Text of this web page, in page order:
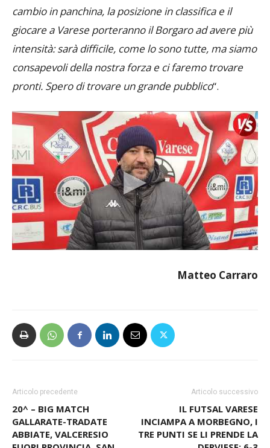
cambio in panchina, la posizione in classifica e il
giocare a Varese porteranno il Borgaro ad avere più
intensità: sarà difficile, come lo sono tutte, ma siamo
consapevoli della nostra forza e ci faremo trovare
pronti. Spero di trovare un grande pubblico“.
Matteo Carraro
Articolo precedente
20^ – BIG MATCH
GALLARATE-TRADATE
ABBIATE, VALCERESIO
Articolo successivo
IL FUTSAL VARESE
INCIAMPA A MORBEGNO, I
TRE PUNTI SE LI PRENDE LA